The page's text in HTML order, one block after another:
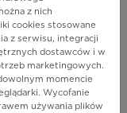
z nich
cookies stosowane
z serwisu, integracji
dostawców i w
marketingowych.
momencie
Wycofanie
używania plików